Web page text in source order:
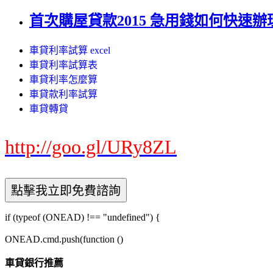
首次購屋貸款2015 急用錢如何快速辦
車貸利率試算 excel
車貸利率試算表
車貸利率怎麼算
車貸款利率試算
車貸轉貸
http://goo.gl/URy8ZL
if (typeof (ONEAD) !== "undefined") {
ONEAD.cmd.push(function ()
車貸銀行推薦